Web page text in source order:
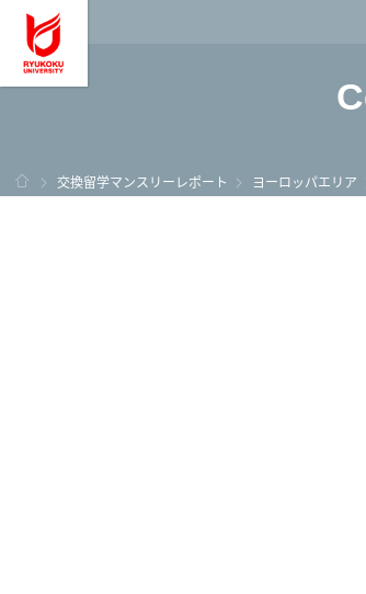
龍谷大
ホーム
交換留学マンスリーレポート ヨーロッパエリア